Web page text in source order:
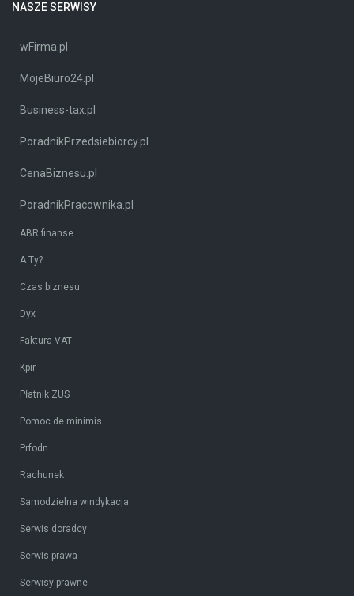
NASZE SERWISY
wFirma.pl
MojeBiuro24.pl
Business-tax.pl
PoradnikPrzedsiebiorcy.pl
CenaBiznesu.pl
PoradnikPracownika.pl
ABR finanse
A Ty?
Czas biznesu
Dyx
Faktura VAT
Kpir
Płatnik ZUS
Pomoc de minimis
Prfodn
Rachunek
Samodzielna windykacja
Serwis doradcy
Serwis prawa
Serwisy prawne